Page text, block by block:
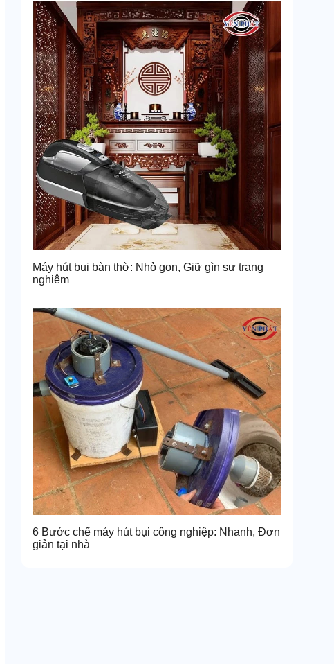
Máy hút bụi bàn thờ: Nhỏ gọn, Giữ gìn sự trang
nghiêm
6 Bước chế máy hút bụi công nghiệp: Nhanh, Đơn
giản tại nhà